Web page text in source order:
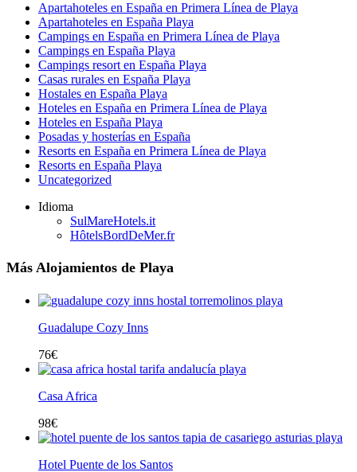
Apartahoteles en España en Primera Línea de Playa
Apartahoteles en España Playa
Campings en España en Primera Línea de Playa
Campings en España Playa
Campings resort en España Playa
Casas rurales en España Playa
Hostales en España Playa
Hoteles en España en Primera Línea de Playa
Hoteles en España Playa
Posadas y hosterías en España
Resorts en España en Primera Línea de Playa
Resorts en España Playa
Uncategorized
Idioma
SulMareHotels.it
HôtelsBordDeMer.fr
Más Alojamientos de Playa
Guadalupe Cozy Inns
76€
Casa Africa
98€
Hotel Puente de los Santos